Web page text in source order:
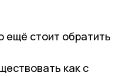
ещё стоит обратить
как с